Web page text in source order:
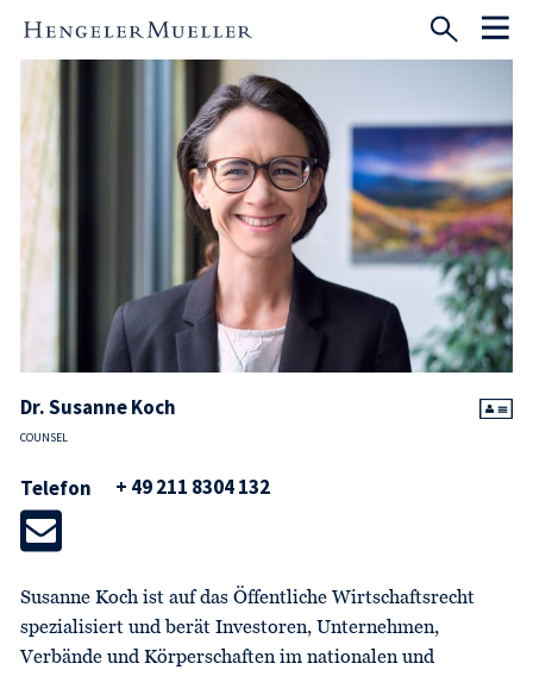
Dr. Susanne Koch
COUNSEL
Telefon + 49 211 8304 132
Susanne Koch ist auf das Öffentliche Wirtschaftsrecht
spezialisiert und berät Investoren, Unternehmen,
Verbände und Körperschaften im nationalen und